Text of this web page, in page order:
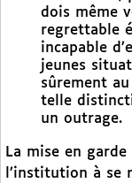
dois même
regrettable
incapable
jeunes
sûrement
telle
un outrage.
La mise en
l’institution à se